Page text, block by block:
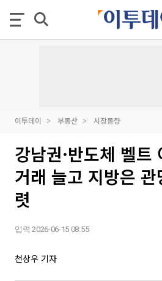
이투데이 부동산 시장동향
강남권·반도체 벨트
거래 늘고 지방은
렷
입력 2026-06-15 08:55
천상우 기자